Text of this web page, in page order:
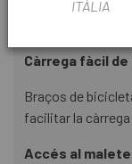
Càrrega fàcil
Braços de
facilitar la
Accés al
ITÀLIA